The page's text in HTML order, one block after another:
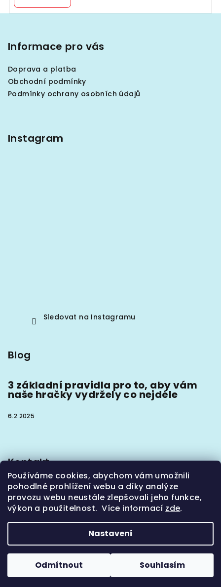
Používáme cookies, abychom vám umožnili
pohodlné prohlížení webu a díky analýze
provozu webu neustále zlepšovali jeho funkce,
výkon a použitelnost. Více informací zde.
Nastavení
Odmítnout Souhlasím
Informace pro vás
Doprava a platba
Obchodní podmínky
Podmínky ochrany osobních údajů
Instagram
Sledovat na Instagramu
Blog
3 základní pravidla pro to, aby vám
naše hračky vydržely co nejdéle
6.2.2025
Kontakt
info@hoaxx.cz
+420774302133
. Všechna práva vyhrazena.
Vytvořil Shoptet